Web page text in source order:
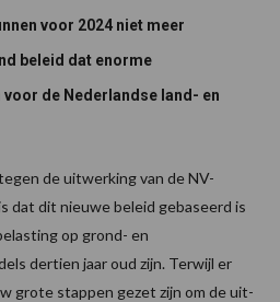
voor 2024 niet meer
beleid dat enorme
de Nederlandse land- en
de uitwerking van de NV-
dat dit nieuwe beleid gebaseerd is
op grond- en
dertien jaar oud zijn. Terwijl er
grote stappen gezet zijn om de uit-